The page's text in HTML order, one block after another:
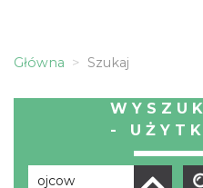
Główna Szukaj
-